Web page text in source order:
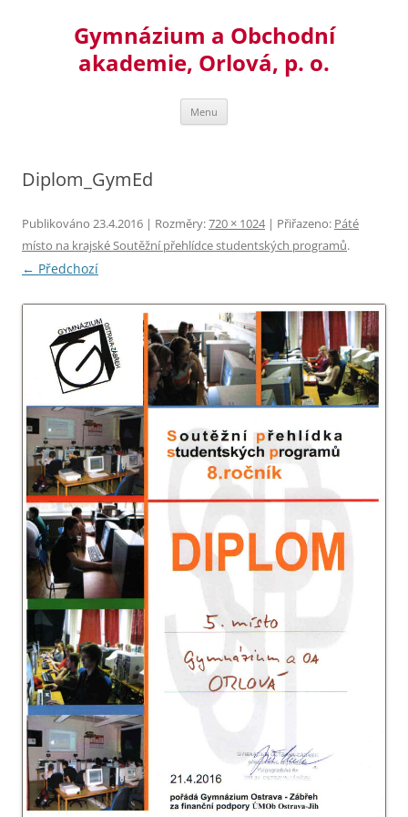
Gymnázium a Obchodní
akademie, Orlová, p. o.
Menu
Diplom_GymEd
Publikováno 23.4.2016 | Rozměry:720 × 1024| Přiřazeno: Páté
místo na krajské Soutěžní přehlídce studentských programů.
← Předchozí